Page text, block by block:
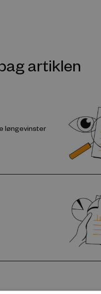
artiklen
løngevinster